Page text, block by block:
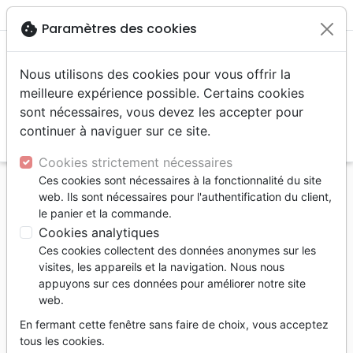
menu
Accueil Divers Objets cadeaux
Objets cadeaux
Filtrer tune
cookie Paramètres des cookies
Nous utilisons des cookies pour vous offrir la
meilleure expérience possible. Certains cookies
sont nécessaires, vous devez les accepter pour
continuer à naviguer sur ce site.
Cookies strictement nécessaires
Ces cookies sont nécessaires à la fonctionnalité du site
web. Ils sont nécessaires pour l'authentification du client,
le panier et la commande.
Cookies analytiques
Ces cookies collectent des données anonymes sur les
visites, les appareils et la navigation. Nous nous
appuyons sur ces données pour améliorer notre site
web.
En fermant cette fenêtre sans faire de choix, vous acceptez
tous les cookies.